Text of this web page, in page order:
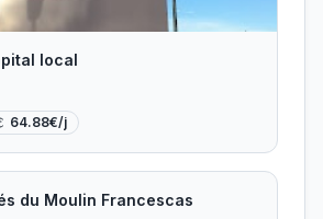
local
64.88€/j
du Moulin Francescas